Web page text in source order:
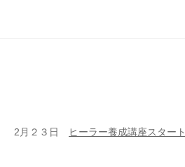
2月２３日 ヒーラー養成講座スタート